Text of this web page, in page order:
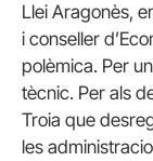
Llei Aragonès,
i conseller
polèmica. Per
tècnic. Per als
Troia que
les